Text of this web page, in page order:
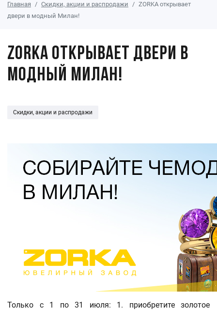
Главная Скидки, акции и распродажи
ZORKA открывает
двери в модный Милан!
ZORKA открывает двери в
модный Милан!
Скидки, акции и распродажи
Только с 1 по 31 июля: 1. приобретите золотое